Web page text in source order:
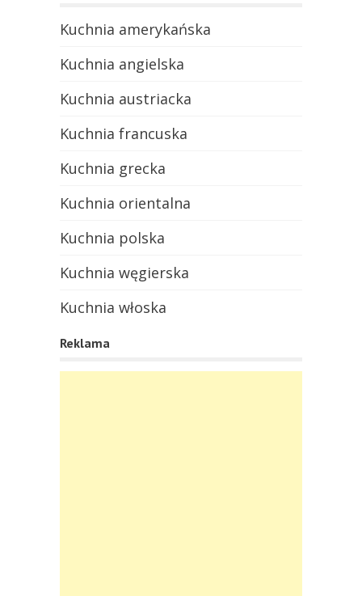
Kuchnia amerykańska
Kuchnia angielska
Kuchnia austriacka
Kuchnia francuska
Kuchnia grecka
Kuchnia orientalna
Kuchnia polska
Kuchnia węgierska
Kuchnia włoska
Reklama